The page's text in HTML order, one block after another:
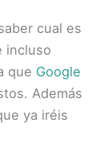
cual es
incluso
que Google
Además
ya iréis